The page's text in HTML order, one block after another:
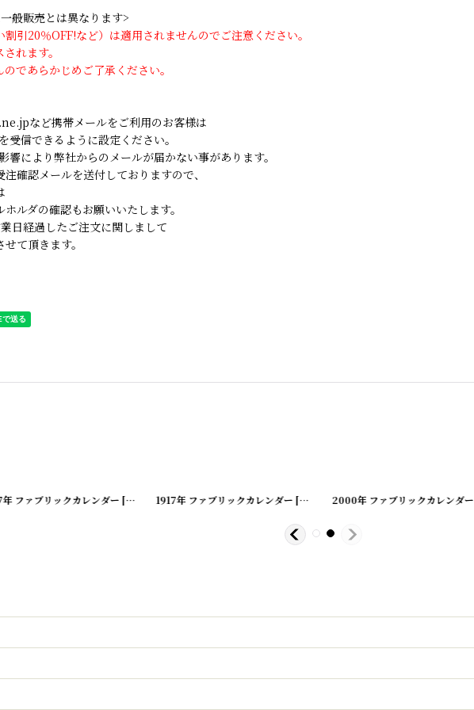
般販売とは異なります>
引20％OFF!など）は適用されませんのでご注意ください。
れます。
であらかじめご了承ください。
など携帯メールをご利用のお客様は
信できるように設定ください。
により弊社からのメールが届かない事があります。
確認メールを送付しておりますので、
ルダの確認もお願いいたします。
日経過したご注文に関しまして
て頂きます。
]ファブリックカレンダー [20200419-180]
1917年 ファブリックカレンダー [20200419-184]
2000年 ファブリックカレンダー